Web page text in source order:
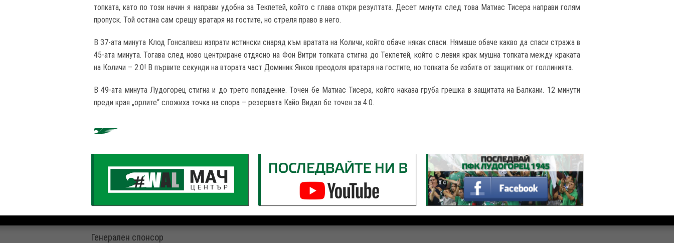
топката, като по този начин я направи удобна за Текпетей, който с глава откри резултата. Десет минути след това Матиас Тисера направи голям
пропуск. Той остана сам срещу вратаря на гостите, но стреля право в него.
В 37-ата минута Клод Гонсалвеш изпрати истински снаряд към вратата на Количи, който обаче някак спаси. Нямаше обаче какво да спаси стража в
45-ата минута. Тогава след ново центриране отдясно на Фон Витри топката стигна до Текпетей, който с левия крак мушна топката между краката
на Количи – 2:0! В първите секунди на втората част Доминик Янков преодоля вратаря на гостите, но топката бе избита от защитник от голлинията.
В 49-ата минута Лудогорец стигна и до трето попадение. Точен бе Матиас Тисера, който наказа груба грешка в защитата на Балкани. 12 минути
преди края „орлите“ сложиха точка на спора – резервата Кайо Видал бе точен за 4:0.
Генерален спонсор